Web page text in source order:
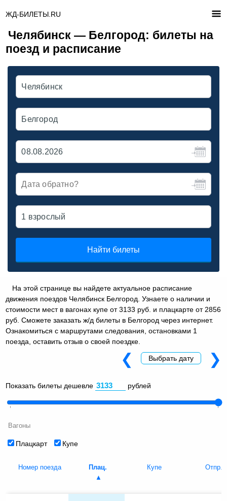
ЖД-БИЛЕТЫ.RU
Челябинск — Белгород: билеты на
поезд и расписание
Найти билеты
На этой странице вы найдете актуальное расписание
движения поездов Челябинск Белгород. Узнаете о наличии и
стоимости мест в вагонах купе от 3133 руб. и плацкарте от 2856
руб. Сможете заказать ж/д билеты в Белгород через интернет.
Ознакомиться с маршрутами следования, остановками 1
поезда, оставить отзыв о своей поездке.
Показать билеты дешевле рублей
Вагоны
Плацкарт Купе
❮ Выбрать дату ❯
Номер поезда Плац. Купе Отпр.